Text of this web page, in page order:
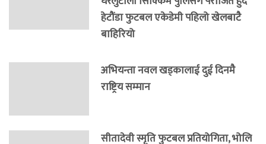
हेटौंडा फुटबल एकेडेमी पहिलो खेलबाटै
बाहिरियो
अभियन्ता नवल खड्कालाई दुई दिनमै
राष्ट्रिय सम्मान
सीतादेवी स्मृति फुटबल प्रतियोगिता, भोलि